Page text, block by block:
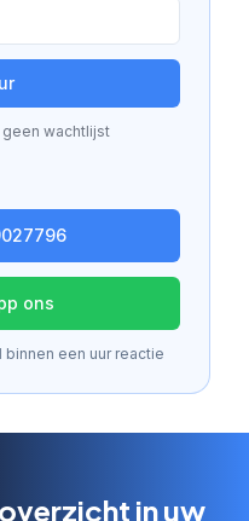
geen wachtlijst
ons
binnen een uur reactie
in uw